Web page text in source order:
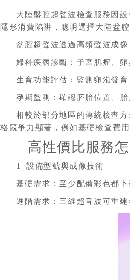
大陸盤腔超聲波檢查服務因
隱形消費陷阱，聰明選擇大陸盆
盆腔超聲波透過高頻聲波成
婦科疾病診斷：子宮肌瘤、
生育功能評估：監測卵泡發
孕期監測：確認胚胎位置、
相較於部分地區的傳統檢查
格競爭力顯著，例如基礎檢查費
高性價比服務
1. 設備型號與成像技術
基礎需求：至少配備彩色都
進階需求：三維超音波可重